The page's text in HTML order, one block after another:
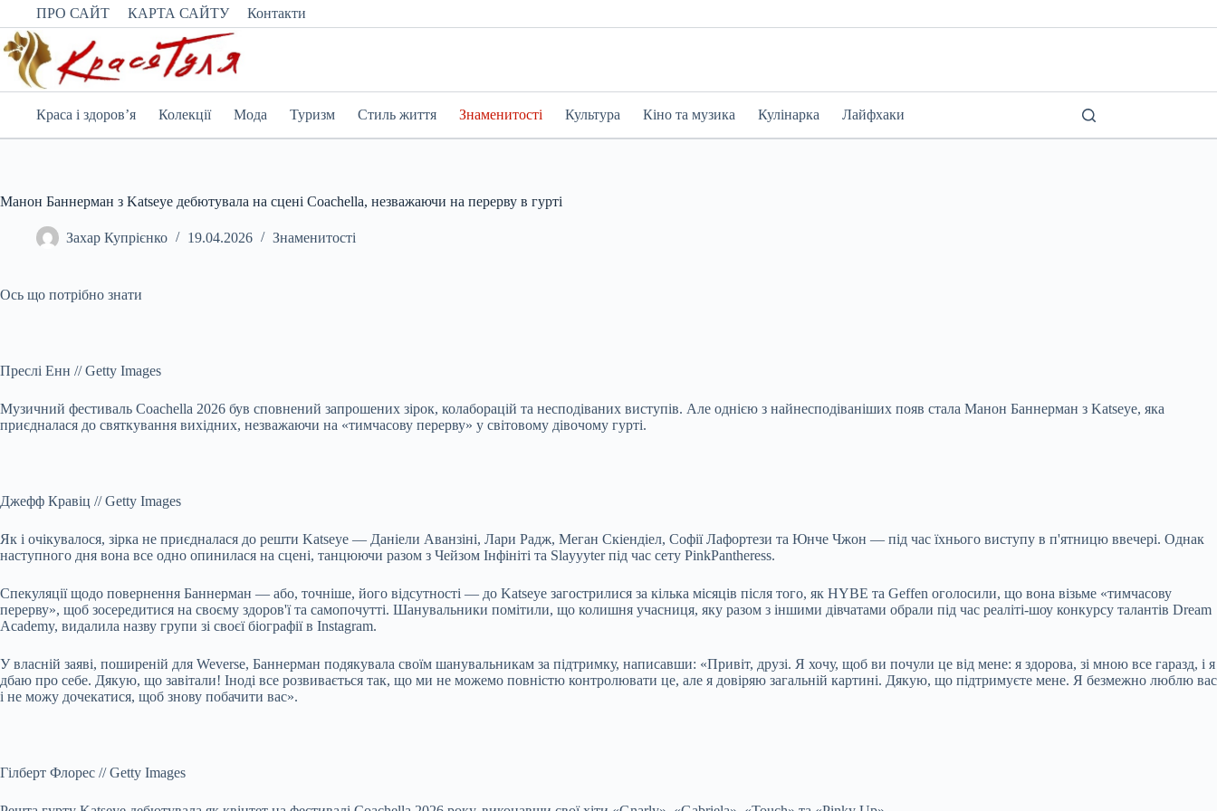
Перейти
вмісту
ПРО САЙТ КАРТА САЙТУ Контакти
Краса і здоров’я Колекції Мода Туризм Стиль життя Знаменитості Культура Кіно та музика Кулінарка Лайфхаки
Манон Баннерман з Katseye дебютувала на сцені Coachella, незважаючи на перерву в гурті
Захар Купрієнко 19.04.2026 Знаменитості
Ось що потрібно знати
Преслі Енн // Getty Images
Музичний фестиваль Coachella 2026 був сповнений запрошених зірок, колаборацій та несподіваних виступів. Але однією з найнесподіваніших появ стала Манон Баннерман з Katseye, яка
приєдналася до святкування вихідних, незважаючи на «тимчасову перерву» у світовому дівочому гурті.
Джефф Кравіц // Getty Images
Як і очікувалося, зірка не приєдналася до решти Katseye — Даніели Аванзіні, Лари Радж, Меган Скіендіел, Софії Лафортези та Юнче Чжон — під час їхнього виступу в п'ятницю ввечері. Однак
наступного дня вона все одно опинилася на сцені, танцюючи разом з Чейзом Інфініті та Slayyyter під час сету PinkPantheress.
Спекуляції щодо повернення Баннерман — або, точніше, його відсутності — до Katseye загострилися за кілька місяців після того, як HYBE та Geffen оголосили, що вона візьме «тимчасову
перерву», щоб зосередитися на своєму здоров'ї та самопочутті. Шанувальники помітили, що колишня учасниця, яку разом з іншими дівчатами обрали під час реаліті-шоу конкурсу талантів Dream
Academy, видалила назву групи зі своєї біографії в Instagram.
У власній заяві, поширеній для Weverse, Баннерман подякувала своїм шанувальникам за підтримку, написавши: «Привіт, друзі. Я хочу, щоб ви почули це від мене: я здорова, зі мною все гаразд, і я
дбаю про себе. Дякую, що завітали! Іноді все розвивається так, що ми не можемо повністю контролювати це, але я довіряю загальній картині. Дякую, що підтримуєте мене. Я безмежно люблю вас
і не можу дочекатися, щоб знову побачити вас».
Гілберт Флорес // Getty Images